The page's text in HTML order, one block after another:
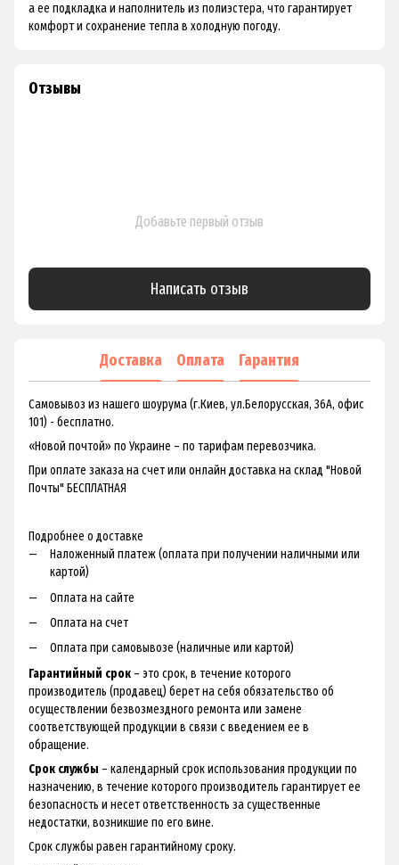
а ее подкладка и наполнитель из полиэстера, что гарантирует
комфорт и сохранение тепла в холодную погоду.
Отзывы
Добавьте первый отзыв
Написать отзыв
Доставка Оплата Гарантия
Самовывоз из нашего шоурума (г.Киев, ул.Белорусская, 36А, офис
101) - бесплатно.
«Новой почтой» по Украине – по тарифам перевозчика.
При оплате заказа на счет или онлайн доставка на склад "Новой
Почты" БЕСПЛАТНАЯ
Подробнее о доставке
Наложенный платеж (оплата при получении наличными или
картой)
Оплата на сайте
Оплата на счет
Оплата при самовывозе (наличные или картой)
Гарантийный срок – это срок, в течение которого
производитель (продавец) берет на себя обязательство об
осуществлении безвозмездного ремонта или замене
соответствующей продукции в связи с введением ее в
обращение.
Срок службы – календарный срок использования продукции по
назначению, в течение которого производитель гарантирует ее
безопасность и несет ответственность за существенные
недостатки, возникшие по его вине.
Срок службы равен гарантийному сроку.